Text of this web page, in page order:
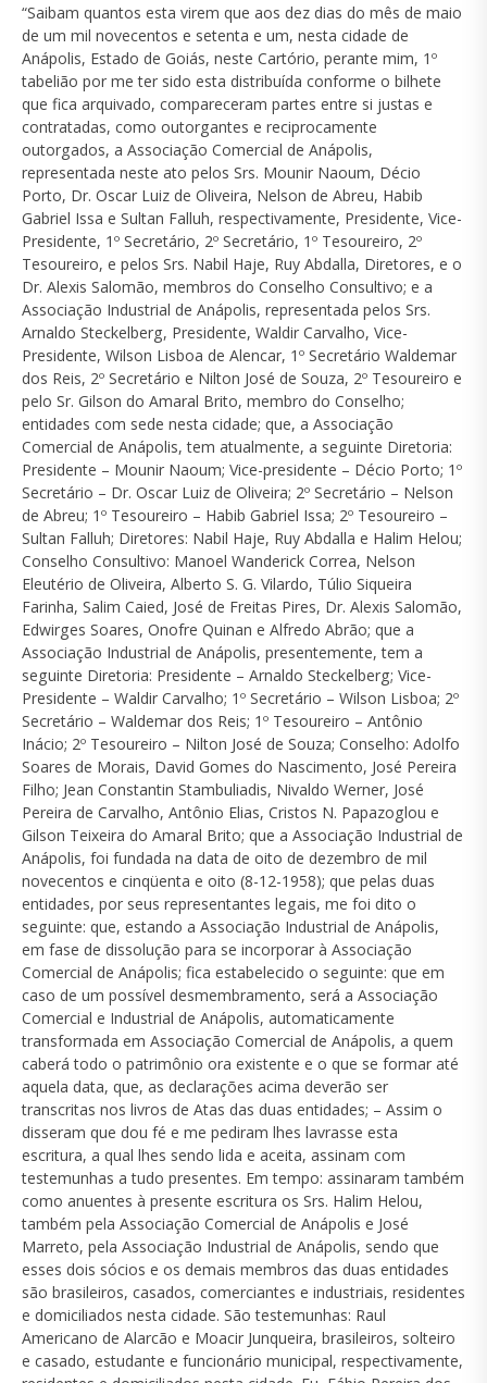
“Saibam quantos esta virem que aos dez dias do mês de maio
de um mil novecentos e setenta e um, nesta cidade de
Anápolis, Estado de Goiás, neste Cartório, perante mim, 1º
tabelião por me ter sido esta distribuída conforme o bilhete
que fica arquivado, compareceram partes entre si justas e
contratadas, como outorgantes e reciprocamente
outorgados, a Associação Comercial de Anápolis,
representada neste ato pelos Srs. Mounir Naoum, Décio
Porto, Dr. Oscar Luiz de Oliveira, Nelson de Abreu, Habib
Gabriel Issa e Sultan Falluh, respectivamente, Presidente, Vice-
Presidente, 1º Secretário, 2º Secretário, 1º Tesoureiro, 2º
Tesoureiro, e pelos Srs. Nabil Haje, Ruy Abdalla, Diretores, e o
Dr. Alexis Salomão, membros do Conselho Consultivo; e a
Associação Industrial de Anápolis, representada pelos Srs.
Arnaldo Steckelberg, Presidente, Waldir Carvalho, Vice-
Presidente, Wilson Lisboa de Alencar, 1º Secretário Waldemar
dos Reis, 2º Secretário e Nilton José de Souza, 2º Tesoureiro e
pelo Sr. Gilson do Amaral Brito, membro do Conselho;
entidades com sede nesta cidade; que, a Associação
Comercial de Anápolis, tem atualmente, a seguinte Diretoria:
Presidente – Mounir Naoum; Vice-presidente – Décio Porto; 1º
Secretário – Dr. Oscar Luiz de Oliveira; 2º Secretário – Nelson
de Abreu; 1º Tesoureiro – Habib Gabriel Issa; 2º Tesoureiro –
Sultan Falluh; Diretores: Nabil Haje, Ruy Abdalla e Halim Helou;
Conselho Consultivo: Manoel Wanderick Correa, Nelson
Eleutério de Oliveira, Alberto S. G. Vilardo, Túlio Siqueira
Farinha, Salim Caied, José de Freitas Pires, Dr. Alexis Salomão,
Edwirges Soares, Onofre Quinan e Alfredo Abrão; que a
Associação Industrial de Anápolis, presentemente, tem a
seguinte Diretoria: Presidente – Arnaldo Steckelberg; Vice-
Presidente – Waldir Carvalho; 1º Secretário – Wilson Lisboa; 2º
Secretário – Waldemar dos Reis; 1º Tesoureiro – Antônio
Inácio; 2º Tesoureiro – Nilton José de Souza; Conselho: Adolfo
Soares de Morais, David Gomes do Nascimento, José Pereira
Filho; Jean Constantin Stambuliadis, Nivaldo Werner, José
Pereira de Carvalho, Antônio Elias, Cristos N. Papazoglou e
Gilson Teixeira do Amaral Brito; que a Associação Industrial de
Anápolis, foi fundada na data de oito de dezembro de mil
novecentos e cinqüenta e oito (8-12-1958); que pelas duas
entidades, por seus representantes legais, me foi dito o
seguinte: que, estando a Associação Industrial de Anápolis,
em fase de dissolução para se incorporar à Associação
Comercial de Anápolis; fica estabelecido o seguinte: que em
caso de um possível desmembramento, será a Associação
Comercial e Industrial de Anápolis, automaticamente
transformada em Associação Comercial de Anápolis, a quem
caberá todo o patrimônio ora existente e o que se formar até
aquela data, que, as declarações acima deverão ser
transcritas nos livros de Atas das duas entidades; – Assim o
disseram que dou fé e me pediram lhes lavrasse esta
escritura, a qual lhes sendo lida e aceita, assinam com
testemunhas a tudo presentes. Em tempo: assinaram também
como anuentes à presente escritura os Srs. Halim Helou,
também pela Associação Comercial de Anápolis e José
Marreto, pela Associação Industrial de Anápolis, sendo que
esses dois sócios e os demais membros das duas entidades
são brasileiros, casados, comerciantes e industriais, residentes
e domiciliados nesta cidade. São testemunhas: Raul
Americano de Alarcão e Moacir Junqueira, brasileiros, solteiro
e casado, estudante e funcionário municipal, respectivamente,